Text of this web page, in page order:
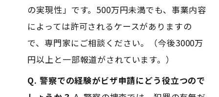
の実現性」です。500万円未満でも、事業内容
によっては許可されるケースがありますの
で、専門家にご相談ください。（今後3000万
円以上と一部報道がされています。）
Q. 警察での経験がビザ申請にどう役立つので